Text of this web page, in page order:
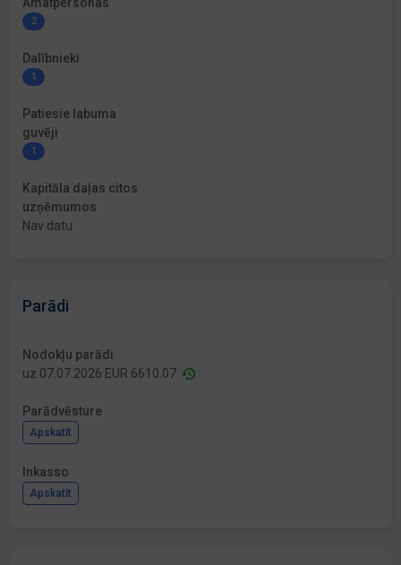
Amatpersonas
2
Dalībnieki
1
Patiesie labuma
guvēji
1
Kapitāla daļas citos
uzņēmumos
Nav datu
Parādi
Nodokļu parādi
uz 07.07.2026 EUR 6610.07
Parādvēsture
Apskatīt
Inkasso
Apskatīt